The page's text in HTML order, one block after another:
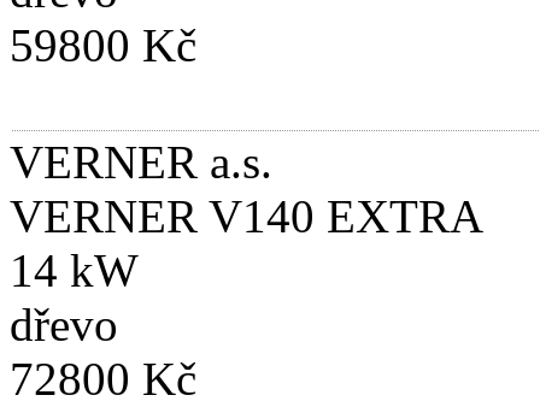
59800 Kč
VERNER a.s.
VERNER V140 EXTRA
14 kW
dřevo
72800 Kč